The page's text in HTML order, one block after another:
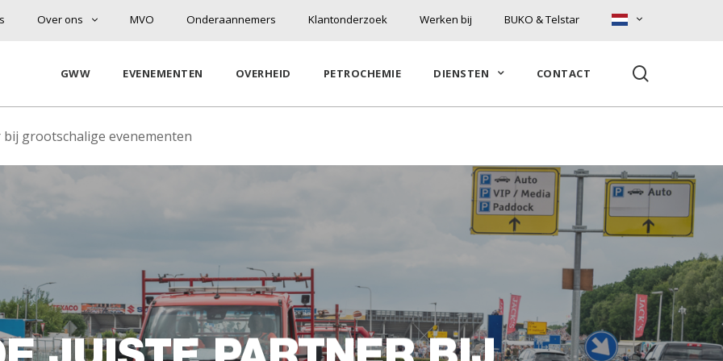
Over ons MVO Onderaannemers Klantonderzoek Werken bij BUKO & Telstar
GWW EVENEMENTEN OVERHEID PETROCHEMIE DIENSTEN CONTACT
grootschalige evenementen